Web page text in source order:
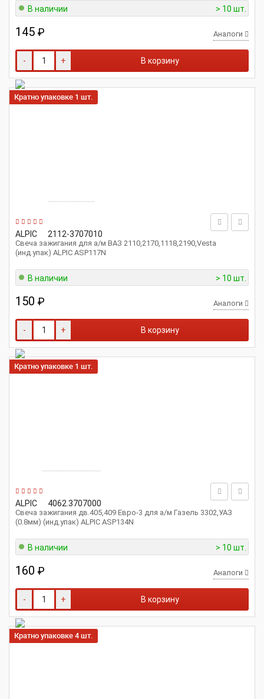
В наличии > 10 шт.
145 ₽ Аналоги
- + В корзину
ALPIC 2112-3707010
Свеча зажигания для а/м ВАЗ 2110,2170,1118,2190,Vesta
(инд.упак) ALPIC ASP117N
Кратно упаковке 1 шт.
В наличии > 10 шт.
150 ₽ Аналоги
- + В корзину
ALPIC 4062.3707000
Свеча зажигания дв.405,409 Евро-3 для а/м Газель 3302,УАЗ
(0.8мм) (инд.упак) ALPIC ASP134N
Кратно упаковке 1 шт.
В наличии > 10 шт.
160 ₽ Аналоги
- + В корзину
Кратно упаковке 4 шт.